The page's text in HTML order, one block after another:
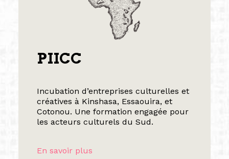
PIICC
Incubation d’entreprises culturelles et
créatives à Kinshasa, Essaouira, et
Cotonou. Une formation engagée pour
les acteurs culturels du Sud.
En savoir plus